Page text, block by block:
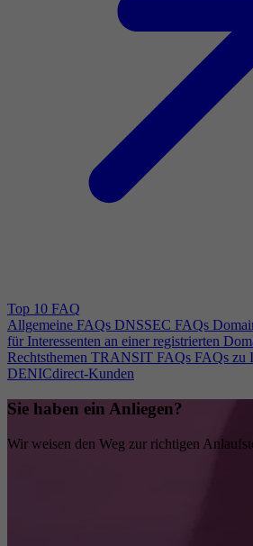
Top 10 FAQ
Allgemeine FAQs DNSSEC FAQs
für Interessenten an einer registrierten
Rechtsthemen TRANSIT FAQs FAQs zu
DENICdirect-Kunden
Sie haben ein Anliegen?
Wir weisen den Weg zur richtigen